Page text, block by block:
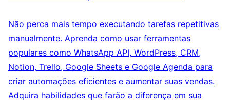
Não perca mais tempo executando tarefas repetitivas
manualmente. Aprenda como usar ferramentas
populares como WhatsApp API, WordPress, CRM,
Notion, Trello, Google Sheets e Google Agenda para
criar automações eficientes e aumentar suas vendas.
Adquira habilidades que farão a diferença em sua